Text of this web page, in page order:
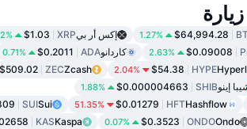
$64,994.28
1.27% إكس أر بيXRP
$1.03
$0.09008
2.63% كاردانوADA
$0.2011
0.71%
HYPE
$54.38
2.04%
Zcash
ZEC
$509.02
إينوSHIB
$0.000004663
1.88%
Hashflow
HFT
$0.01279
51.35%
Sui
SUI
Ondo
ONDO
$0.3523
0.07%
Kaspa
KAS